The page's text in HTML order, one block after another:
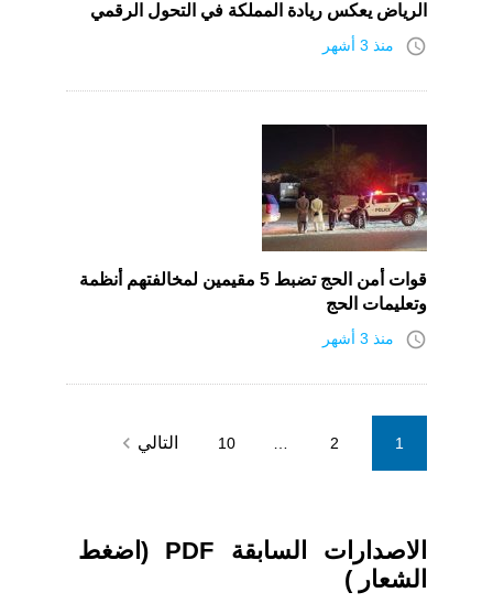
الرياض يعكس ريادة المملكة في التحول الرقمي
access_time منذ 3 أشهر
قوات أمن الحج تضبط 5 مقيمين لمخالفتهم أنظمة
وتعليمات الحج
access_time منذ 3 أشهر
pagination
1
2
10 التالي navigate_next
الاصدارات السابقة PDF (اضغط
الشعار )